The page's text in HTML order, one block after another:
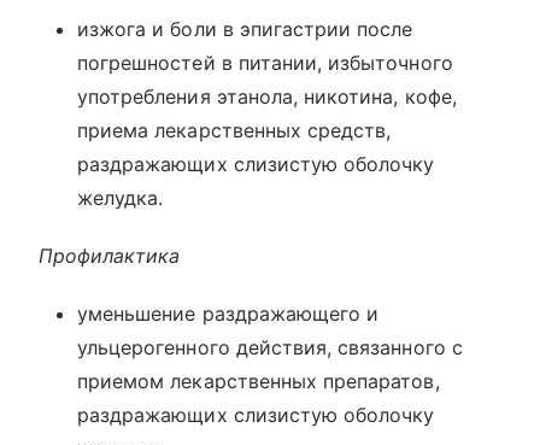
изжога и боли в эпигастрии после
погрешностей в питании, избыточного
употребления этанола, никотина, кофе,
приема лекарственных средств,
раздражающих слизистую оболочку
желудка.
Профилактика
уменьшение раздражающего и
ульцерогенного действия, связанного с
приемом лекарственных препаратов,
раздражающих слизистую оболочку